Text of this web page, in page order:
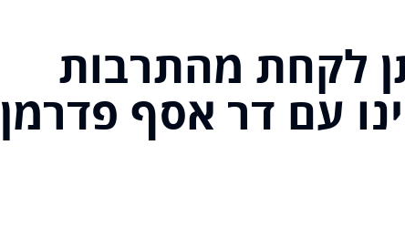
ניתן לקחת מהתרבות
עם דר אסף פדרמן